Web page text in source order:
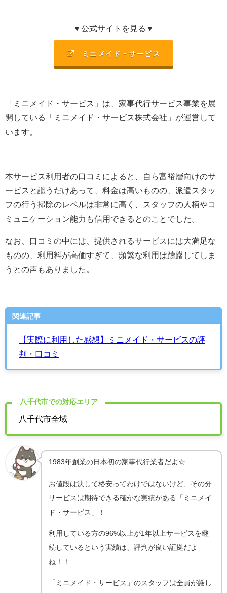
▼公式サイトを見る▼
ミニメイド・サービス
「ミニメイド・サービス」は、家事代行サービス事業を展
開している「ミニメイド・サービス株式会社」が運営して
います。
本サービス利用者の口コミによると、自ら富裕層向けのサ
ービスと謳うだけあって、料金は高いものの、派遣スタッ
フの行う掃除のレベルは非常に高く、スタッフの人柄やコ
ミュニケーション能力も信用できるとのことでした。
なお、口コミの中には、提供されるサービスには大満足な
ものの、利用料が高価すぎて、頻繁な利用は躊躇してしま
うとの声もありました。
関連記事
【実際に利用した感想】ミニメイド・サービスの評
判・口コミ
八千代市での対応エリア
八千代市全域
1983年創業の 日本初の家事代行業者だよ☆
お値段は決して格安ってわけではないけど、その分
サービスは期待できる確かな実績がある「ミニメイ
ド・サービス」！
利用している方の96%以上が1年以上サービスを継
続しているという実績は、評判が良い証拠だよ
ね！！
「ミニメイド・サービス」のスタッフは全員が厳し